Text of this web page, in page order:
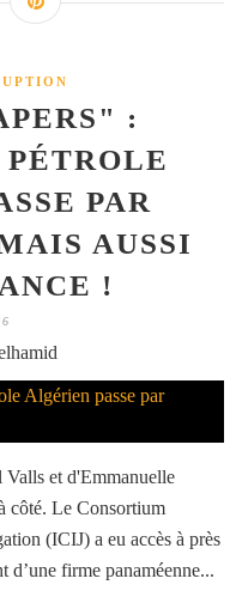
:
PÉTROLE
PAR
AUSSI
!
et d'Emmanuelle
côté. Le Consortium
(ICIJ) a eu accès à près
d’une firme panaméenne...